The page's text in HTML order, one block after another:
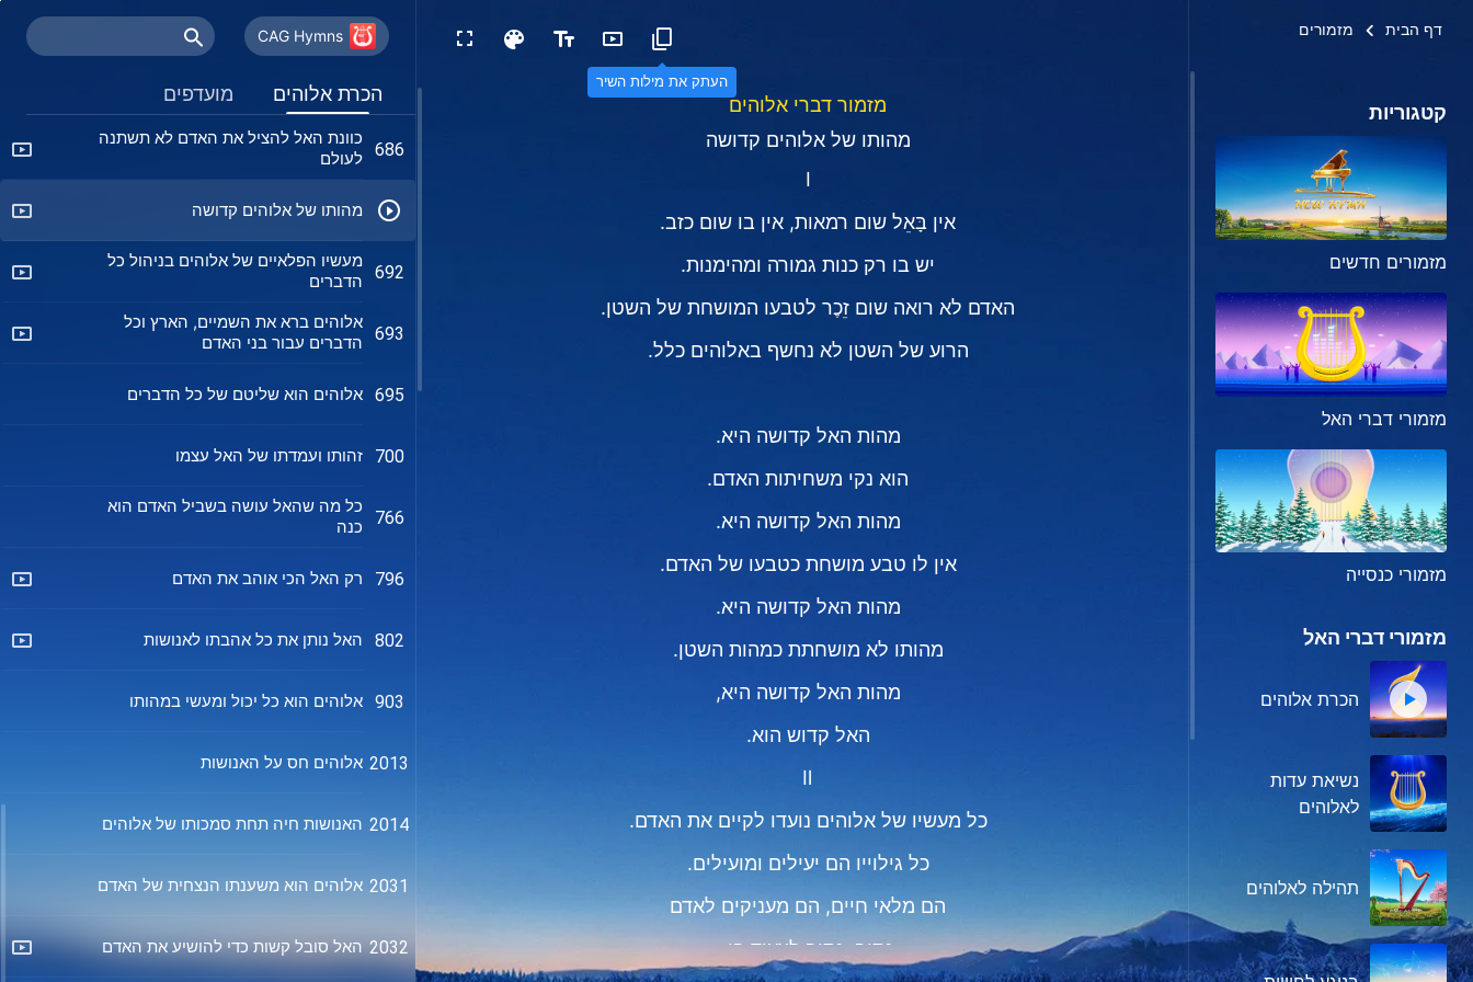
דף הבית מזמורים
העתק את מילות השיר
קטגוריות
מזמורים חדשים
מזמורי דברי האל
מזמורי כנסייה
מזמורי דברי האל
הכרת אלוהים
נשיאת עדות
לאלוהים
תהילה לאלוהים
מזמור דברי אלוהים
מהותו של אלוהים קדושה
Ⅰ
אין בָּאֵל שום רמאות, אין בו שום כזב.
יש בו רק כנות גמורה ומהימנות.
האדם לא רואה שום זֵכֶר לטבעו המושחת של השטן.
הרוע של השטן לא נחשף באלוהים כלל.
מהות האל קדושה היא.
הוא נקי משחיתות האדם.
מהות האל קדושה היא.
אין לו טבע מושחת כטבעו של האדם.
מהות האל קדושה היא.
מהותו לא מושחתת כמהות השטן.
מהות האל קדושה היא,
האל קדוש הוא.
Ⅱ
כל מעשיו של אלוהים נועדו לקיים את האדם.
כל גילוייו הם יעילים ומועילים.
הם מלאי חיים, הם מעניקים לאדם
נתיב, נתיב לצעוד בו,
CAG Hymns
הכרת אלוהים מועדפים
667
ההתגלמות האמיתית של סמכות הבורא
(גרסה 2)
668 סמכותו של האל נמצאת בכל
686
כוונת האל להציל את האדם לא תשתנה
לעולם
מהותו של אלוהים קדושה
692
מעשיו הפלאיים של אלוהים בניהול כל
הדברים
693
אלוהים ברא את השמיים, הארץ וכל
הדברים עבור בני האדם
695 אלוהים הוא שליטם של כל הדברים
700 זהותו ועמדתו של האל עצמו
766
כל מה שהאל עושה בשביל האדם הוא
כנה
796 רק האל הכי אוהב את האדם
802 האל נותן את כל אהבתו לאנושות
903 אלוהים הוא כל יכול ומעשי במהותו
2013 אלוהים חס על האנושות
2014 האנושות חיה תחת סמכותו של אלוהים
2031 אלוהים הוא משענתו הנצחית של האדם
2032 האל סובל קשות כדי להושיע את האדם